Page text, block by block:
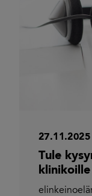
27.11.2025
Tule
klinikoille